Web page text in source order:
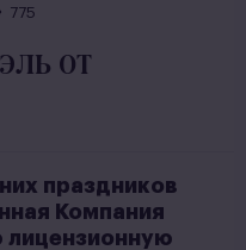
775
от
праздников
Компания
лицензионную